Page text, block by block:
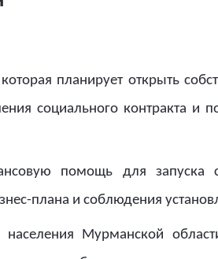
планирует открыть
социального контракта и
помощь для запуска
плана и соблюдения
Мурманской